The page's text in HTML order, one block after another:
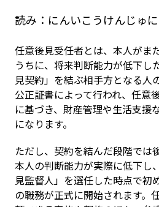
読み： にんいこうけんじゅ
任意後見受任者とは、本人がま
うちに、将来判断能力が低下し
見契約」を結ぶ相手方となる人
公正証書によって行われ、任意
に基づき、財産管理や生活支援
になります。
ただし、契約を結んだ段階では
本人の判断能力が実際に低下し
見監督人」を選任した時点で初
の職務が正式に開始されます。